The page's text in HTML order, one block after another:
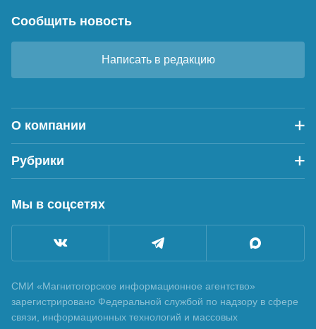
Сообщить новость
Написать в редакцию
О компании
Рубрики
Мы в соцсетях
СМИ «Магнитогорское информационное агентство»
зарегистрировано Федеральной службой по надзору в сфере
связи, информационных технологий и массовых